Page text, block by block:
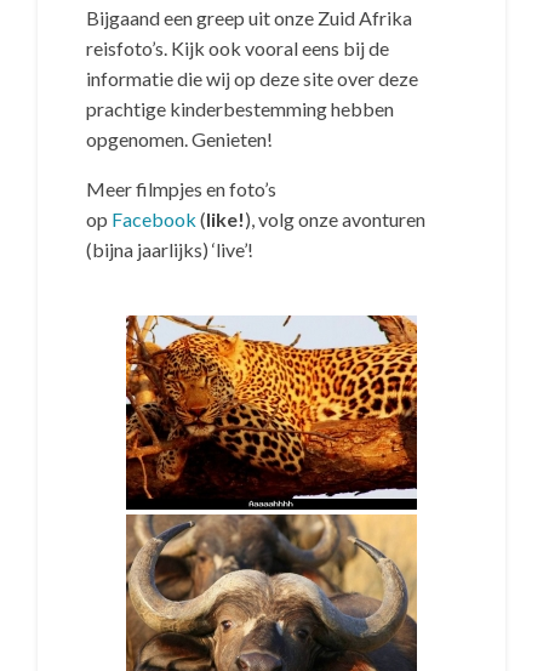
Bijgaand een greep uit onze Zuid Afrika
reisfoto’s. Kijk ook vooral eens bij de
informatie die wij op deze site over deze
prachtige kinderbestemming hebben
opgenomen. Genieten!
Meer filmpjes en foto’s
op Facebook(like!), volg onze avonturen
(bijna jaarlijks) ‘live’!